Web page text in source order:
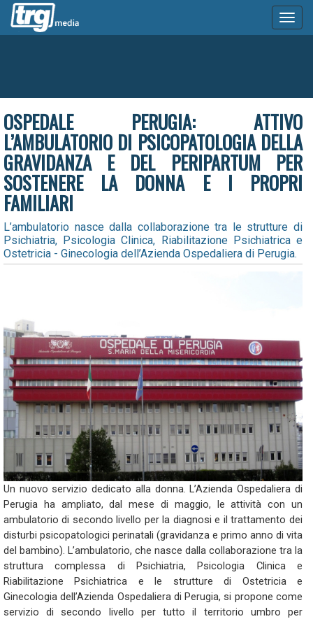
OSPEDALE PERUGIA: ATTIVO
L’AMBULATORIO DI PSICOPATOLOGIA DELLA
GRAVIDANZA E DEL PERIPARTUM PER
SOSTENERE LA DONNA E I PROPRI
FAMILIARI
L’ambulatorio nasce dalla collaborazione tra le strutture di
Psichiatria, Psicologia Clinica, Riabilitazione Psichiatrica e
Ostetricia - Ginecologia dell’Azienda Ospedaliera di Perugia.
Un nuovo servizio dedicato alla donna. L’Azienda Ospedaliera di
Perugia ha ampliato, dal mese di maggio, le attività con un
ambulatorio di secondo livello per la diagnosi e il trattamento dei
disturbi psicopatologici perinatali (gravidanza e primo anno di vita
del bambino). L’ambulatorio, che nasce dalla collaborazione tra la
struttura complessa di Psichiatria, Psicologia Clinica e
Riabilitazione Psichiatrica e le strutture di Ostetricia e
Ginecologia dell’Azienda Ospedaliera di Perugia, si propone come
servizio di secondo livello per tutto il territorio umbro per